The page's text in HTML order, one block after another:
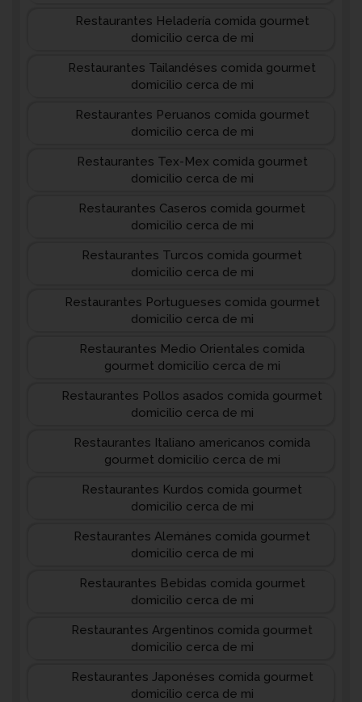
Restaurantes Heladería comida gourmet
domicilio cerca de mi
Restaurantes Tailandéses comida gourmet
domicilio cerca de mi
Restaurantes Peruanos comida gourmet
domicilio cerca de mi
Restaurantes Tex-Mex comida gourmet
domicilio cerca de mi
Restaurantes Caseros comida gourmet
domicilio cerca de mi
Restaurantes Turcos comida gourmet
domicilio cerca de mi
Restaurantes Portugueses comida gourmet
domicilio cerca de mi
Restaurantes Medio Orientales comida
gourmet domicilio cerca de mi
Restaurantes Pollos asados comida gourmet
domicilio cerca de mi
Restaurantes Italiano americanos comida
gourmet domicilio cerca de mi
Restaurantes Kurdos comida gourmet
domicilio cerca de mi
Restaurantes Alemánes comida gourmet
domicilio cerca de mi
Restaurantes Bebidas comida gourmet
domicilio cerca de mi
Restaurantes Argentinos comida gourmet
domicilio cerca de mi
Restaurantes Japonéses comida gourmet
domicilio cerca de mi